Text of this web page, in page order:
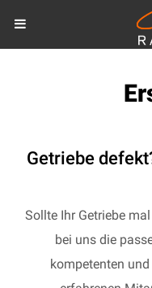
Getriebe
Sollte Ihr Getriebe
bei uns die
kompetenten